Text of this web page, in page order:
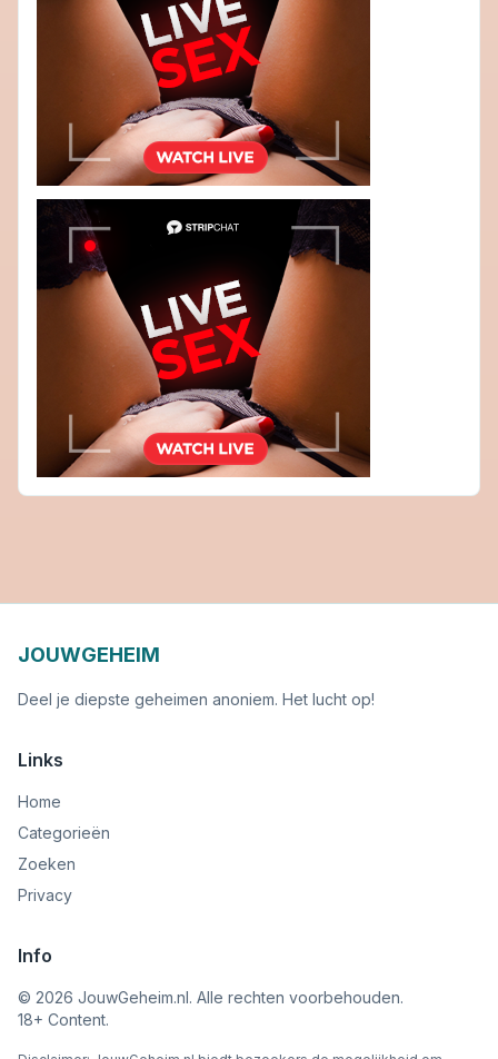
JOUWGEHEIM
Deel je diepste geheimen anoniem. Het lucht op!
Links
Home
Categorieën
Zoeken
Privacy
Info
© 2026 JouwGeheim.nl. Alle rechten voorbehouden.
18+ Content.